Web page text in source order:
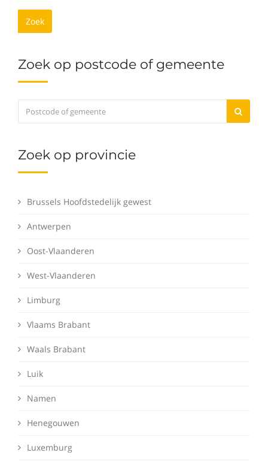
Zoek
Zoek op postcode of gemeente
Zoek op provincie
Brussels Hoofdstedelijk gewest
Antwerpen
Oost-Vlaanderen
West-Vlaanderen
Limburg
Vlaams Brabant
Waals Brabant
Luik
Namen
Henegouwen
Luxemburg